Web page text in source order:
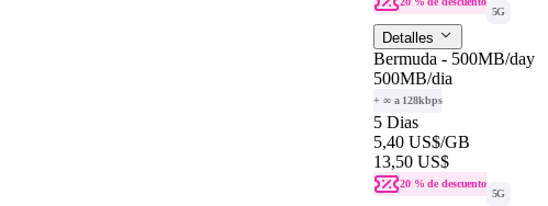
5G
Detalles
Bermuda - 500MB/day
500MB/dia
+ ∞ a 128kbps
5 Dias
5,40 US$/GB
13,50 US$
20 % de descuento
5G